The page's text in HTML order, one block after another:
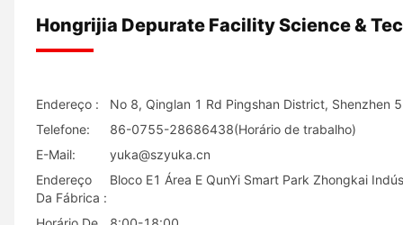
Hongrijia Depurate Facility Science &
Endereço :
No 8, Qinglan 1 Rd Pingshan District, Shenzhen
Telefone:
86-0755-28686438(Horário de trabalho)
E-Mail:
yuka@szyuka.cn
Endereço
Da Fábrica :
Bloco E1 Área E QunYi Smart Park Zhongkai